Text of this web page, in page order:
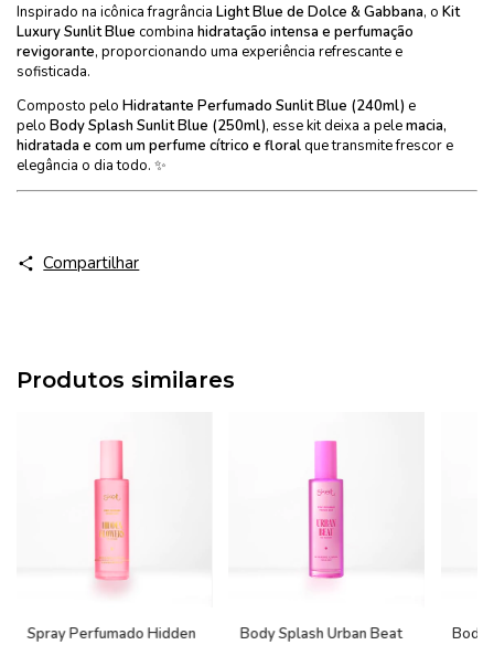
Inspirado na icônica fragrância Light Blue de Dolce & Gabbana, o Kit
Luxury Sunlit Blue combina hidratação intensa e perfumação
revigorante, proporcionando uma experiência refrescante e
sofisticada.
Composto pelo Hidratante Perfumado Sunlit Blue (240ml) e
pelo Body Splash Sunlit Blue (250ml), esse kit deixa a pelemacia,
hidratada e com um perfume cítrico e floralque transmite frescor e
elegância o dia todo. ✨
Compartilhar
Produtos similares
Spray Perfumado Hidden
Body Splash Urban Beat
Body